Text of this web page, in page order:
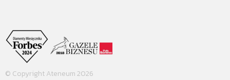
© Copyright Ateneum 2026